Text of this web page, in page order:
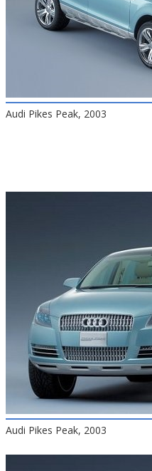
Audi Pikes Peak, 2003
Audi Pikes Peak, 2003